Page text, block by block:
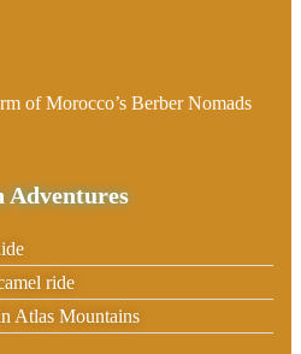
of Morocco’s Berber Nomads
Adventures
ride
Atlas Mountains